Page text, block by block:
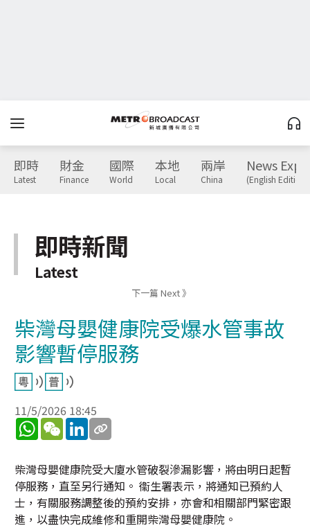
即時
Latest
財金
Finance
國際
World
本地
Local
兩岸
China
News
(English Edition)
即時新聞
Latest
下一篇 Next 》
柴灣母嬰健康院受爆水管事故
影響暫停服務
11/5/2026 18:45
WhatsApp
WeChatLinkedIn
柴灣母嬰健康院受大廈水管破裂滲漏影響，將由明日起暫
停服務，直至另行通知。 衞生署表示，將通知已預約人
士，有關服務調整後的預約安排，亦會和相關部門緊密跟
進，以盡快完成維修和重開柴灣母嬰健康院。